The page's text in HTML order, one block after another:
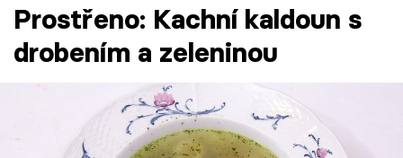
Recepty
Prostřeno: Kachní kaldoun s
drobením a zeleninou